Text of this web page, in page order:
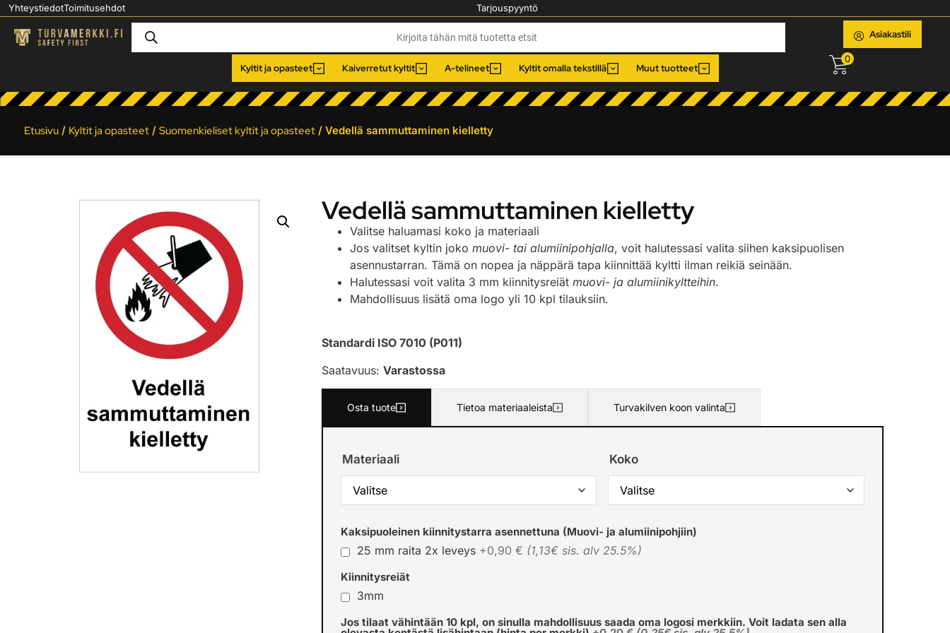
YhteystiedotToimitusehdot Tarjouspyyntö
Kyltit ja opasteet Kaiverretut kyltit A-telineet Kyltit omalla tekstillä Muut tuotteet
Asiakastili
0
Etusivu/ Kyltit ja opasteet/ Suomenkieliset kyltit ja opasteet/ Vedellä sammuttaminen kielletty
Vedellä sammuttaminen kielletty
Valitse haluamasi koko ja materiaali
Jos valitset kyltin joko muovi- tai alumiinipohjalla, voit halutessasi valita siihen kaksipuolisen
asennustarran. Tämä on nopea ja näppärä tapa kiinnittää kyltti ilman reikiä seinään.
Halutessasi voit valita 3 mm kiinnitysreiät muovi- ja alumiinikyltteihin.
Mahdollisuus lisätä oma logo yli 10 kpl tilauksiin.
Standardi ISO 7010 (P011)
Saatavuus: Varastossa
Osta tuote Tietoa materiaaleista Turvakilven koon valinta
Materiaali Koko
Kaksipuoleinen kiinnitystarra asennettuna (Muovi- ja alumiinipohjiin)
25 mm raita 2x leveys +0,90 € (1,13€ sis. alv 25.5%)
Kiinnitysreiät
3mm
Jos tilaat vähintään 10 kpl, on sinulla mahdollisuus saada oma logosi merkkiin. Voit ladata sen alla